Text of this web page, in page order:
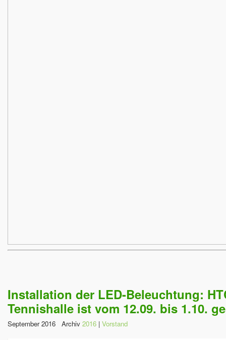
Installation der LED-Beleuchtung:
Tennishalle ist vom 12.09. bis 1.10.
September 2016 Archiv 2016 | Vorstand